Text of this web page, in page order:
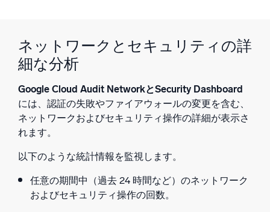
ネットワークとセキュリティの詳
細な分析
Google Cloud Audit NetworkとSecurity Dashboard
には、認証の失敗やファイアウォールの変更を含む、
ネットワークおよびセキュリティ操作の詳細が表示さ
れます。
以下のような統計情報を監視します。
任意の期間中（過去 24 時間など）のネットワーク
およびセキュリティ操作の回数。